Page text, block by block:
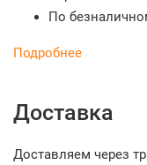
По
Подробнее
Доставка
Доставляем через